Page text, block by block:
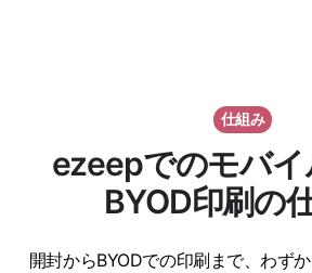
仕組み
ezeepでのモバ
BYOD印刷の
開封からBYODでの印刷まで、わず